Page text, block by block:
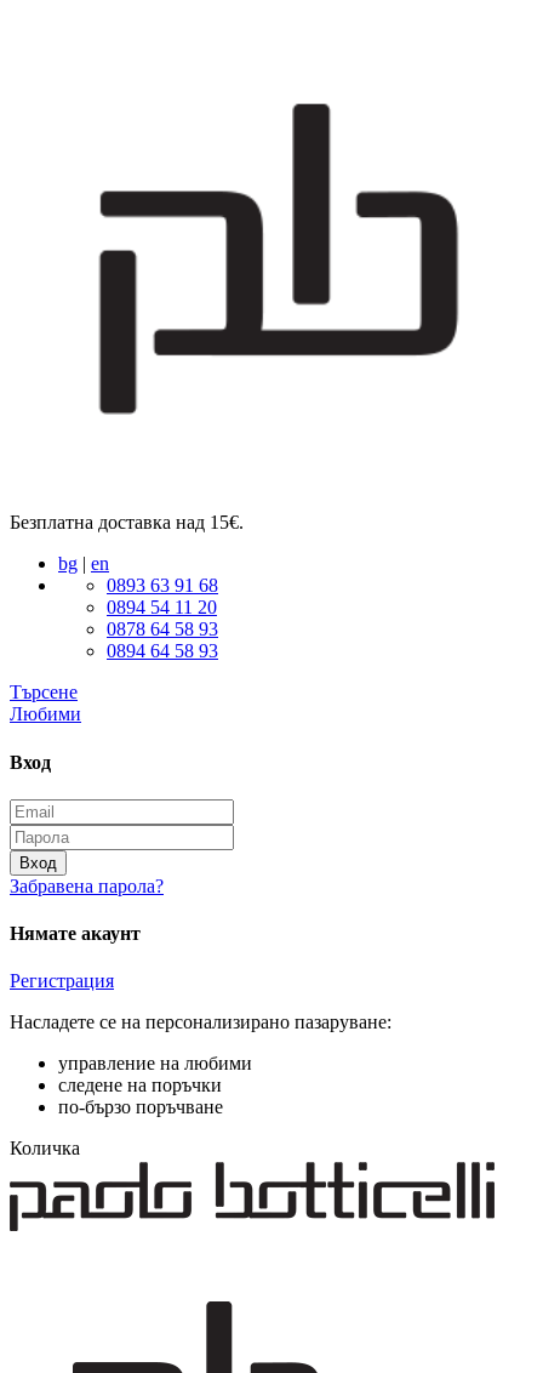
Безплатна доставка над 15€.
bg | en
0893 63 91 68
0894 54 11 20
0878 64 58 93
0894 64 58 93
Търсене
Любими
Вход
Вход
Забравена парола?
Нямате акаунт
Регистрация
Насладете се на персонализирано пазаруване:
управление на любими
следене на поръчки
по-бързо поръчване
Количка